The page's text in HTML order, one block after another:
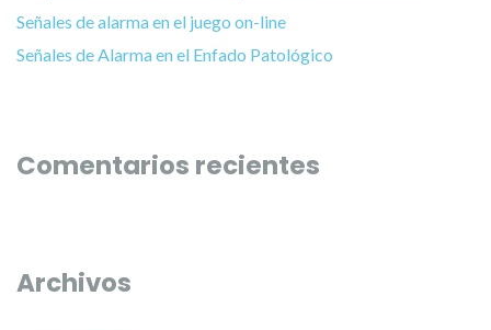
Señales de alarma en el juego on-line
Señales de Alarma en el Enfado Patológico
Comentarios recientes
Archivos